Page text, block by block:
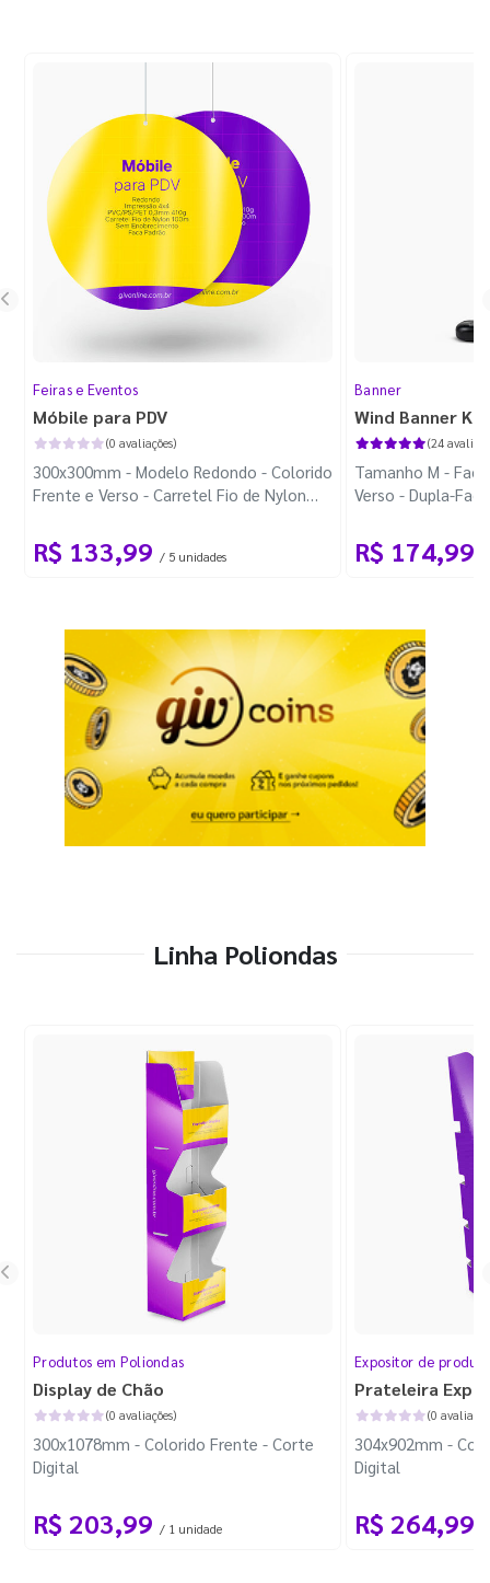
Feiras e Eventos
Móbile para PDV
(0 avaliações)
300x300mm - Modelo Redondo - Colorido
Frente e Verso - Carretel Fio de Nylon
R$ 133,99 / 5 unidades
Banner
Wind Banner
(24
Tamanho M -
Verso - Dupla-
R$ 174,99
Linha Poliondas
Produtos em Poliondas
Display de Chão
(0 avaliações)
300x1078mm - Colorido Frente - Corte
Digital
R$ 203,99 / 1 unidade
Expositor de
Prateleira
(0
304x902mm -
Digital
R$ 264,99